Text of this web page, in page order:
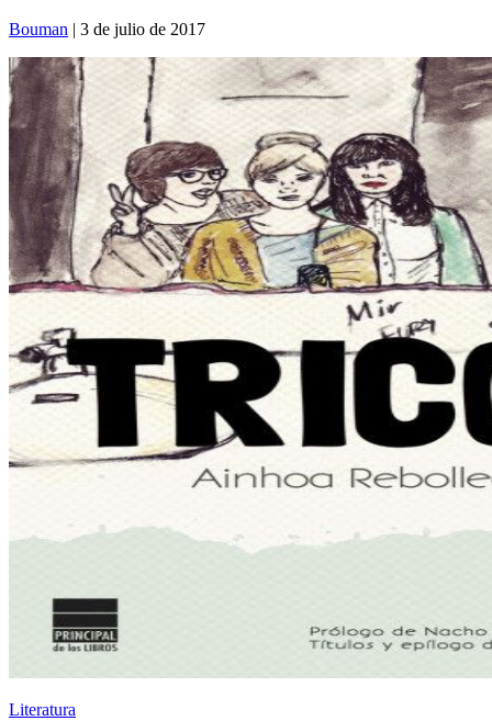
Bouman | 3 de julio de 2017
Literatura